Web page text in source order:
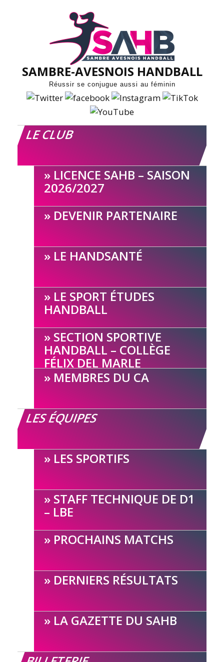
SAMBRE-AVESNOIS HANDBALL
Réussir se conjugue aussi au féminin
LE CLUB
LICENCE SAHB – SAISON
2026/2027
DEVENIR PARTENAIRE
LE HANDSANTÉ
LE SPORT ÉTUDES
HANDBALL
SECTION SPORTIVE
HANDBALL – COLLÈGE
FÉLIX DEL MARLE
MEMBRES DU CA
LES ÉQUIPES
LES SPORTIFS
STAFF TECHNIQUE DE D1
– LBE
PROCHAINS MATCHS
DERNIERS RÉSULTATS
LA GAZETTE DU SAHB